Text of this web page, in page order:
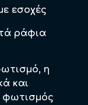
εσοχές
ράφια
η
και
φωτισμός